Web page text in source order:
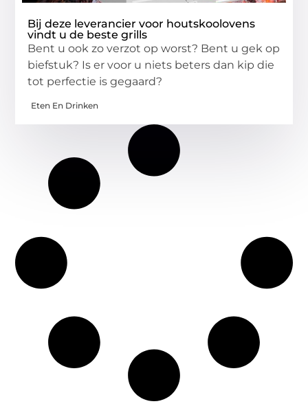
Bij deze leverancier voor houtskoolovens
vindt u de beste grills
Bent u ook zo verzot op worst? Bent u gek op
biefstuk? Is er voor u niets beters dan kip die
tot perfectie is gegaard?
Eten En Drinken